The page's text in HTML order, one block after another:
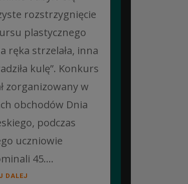
rozstrzygnięcie
plastycznego
ręka strzelała, inna
kulę”. Konkurs
zorganizowany w
obchodów Dnia
podczas
uczniowie
45....
DALEJ